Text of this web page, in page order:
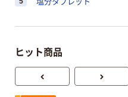
ヒット商品